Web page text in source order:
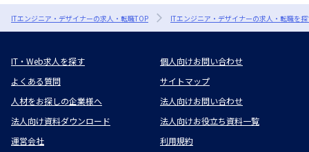
ITエンジニア・デザイナーの求人・転職TOP ITエンジニア・デザイナーの求人・転職を
IT・Web求人を探す
個人向けお問い合わせ
よくある質問
サイトマップ
人材をお探しの企業様へ
法人向けお問い合わせ
法人向け資料ダウンロード
法人向けお役立ち資料一覧
運営会社
利用規約